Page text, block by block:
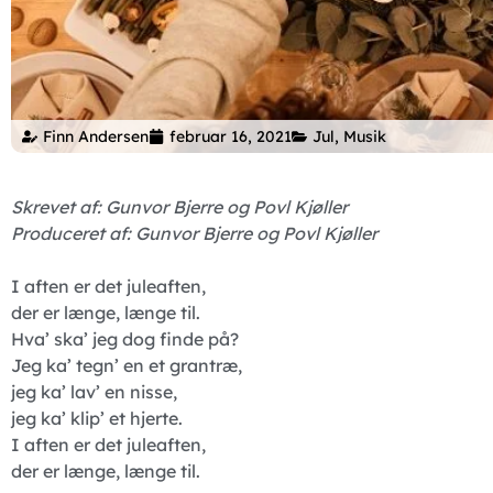
Finn Andersen februar 16, 2021 Jul, Musik
Skrevet af: Gunvor Bjerre og Povl Kjøller
Produceret af: Gunvor Bjerre og Povl Kjøller
I aften er det juleaften,
der er længe, længe til.
Hva’ ska’ jeg dog finde på?
Jeg ka’ tegn’ en et grantræ,
jeg ka’ lav’ en nisse,
jeg ka’ klip’ et hjerte.
I aften er det juleaften,
der er længe, længe til.